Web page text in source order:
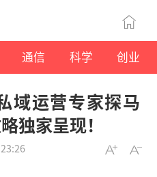
通信 科学 创业
域运营专家探马
独家呈现！